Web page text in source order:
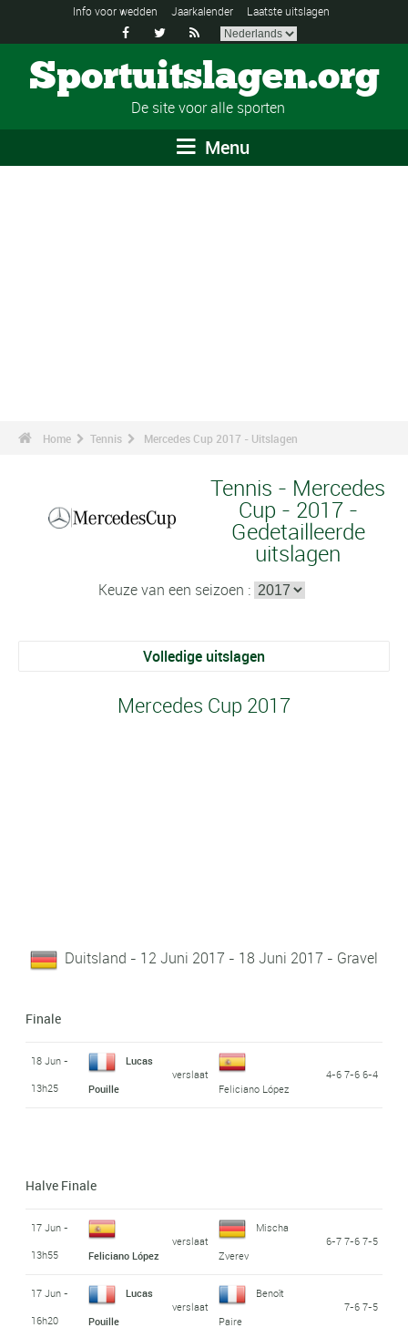
Info voor wedden Jaarkalender Laatste uitslagen
  
Sportuitslagen.org
De site voor alle sporten
Menu
Home Tennis Mercedes Cup 2017 - Uitslagen
Tennis - Mercedes
Cup - 2017 -
Gedetailleerde
uitslagen
Keuze van een seizoen :
Volledige uitslagen
Mercedes Cup 2017
Duitsland - 12 Juni 2017 - 18 Juni 2017 - Gravel
Finale
18 Jun -
13h25
Lucas
Pouille
verslaat
Feliciano López
4-6 7-6 6-4
Halve Finale
17 Jun -
13h55
Feliciano López
verslaat
Mischa
Zverev
6-7 7-6 7-5
17 Jun -
16h20
Lucas
Pouille
verslaat
Benoît
Paire
7-6 7-5